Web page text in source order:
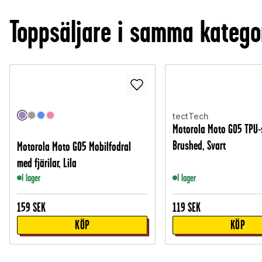
Toppsäljare i samma
Motorola Moto G05 Mobilfodral
med fjärilar, Lila
I lager
159 SEK
KÖP
tectTech
Motorola Moto G05
Brushed, Svart
I lager
119 SEK
KÖP